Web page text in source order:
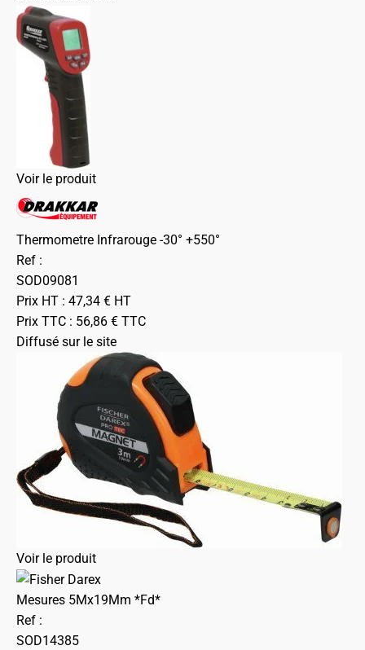
Voir le produit
Thermometre Infrarouge -30° +550°
Ref :
SOD09081
Prix HT : 47,34 € HT
Prix TTC : 56,86 € TTC
Diffusé sur le site
Voir le produit
Mesures 5Mx19Mm *Fd*
Ref :
SOD14385